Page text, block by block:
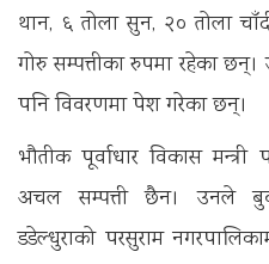
थान, ६ तोला सुन, २० तोला
गोरु सम्पत्तीका रुपमा रहेका
पनि विवरणमा पेश गरेका छन्।
भौतीक पूर्वाधार विकास
अचल सम्पत्ती छैन। उनले
डडेल्धुराको परसुराम